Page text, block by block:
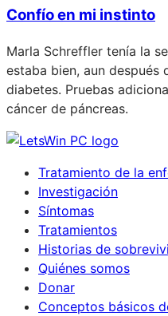
Confío en mi instinto
Marla Schreffler tenía la
estaba bien, aun después
diabetes. Pruebas
cáncer de páncreas.
Tratamiento de la
Investigación
Síntomas
Tratamientos
Historias de
Quiénes somos
Donar
Conceptos básicos